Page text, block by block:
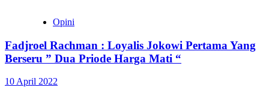
Opini
Fadjroel Rachman : Loyalis Jokowi Pertama Yang
Berseru ” Dua Priode Harga Mati “
10 April 2022